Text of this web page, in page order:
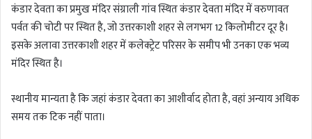
कंडार देवता का प्रमुख मंदिरसंग्राली गांव स्थित कंडार देवता मंदिरमें वरुणावत
पर्वत की चोटी पर स्थित है, जो उत्तरकाशी शहर से लगभग 12 किलोमीटर दूर है।
इसके अलावा उत्तरकाशी शहर में कलेक्ट्रेट परिसर के समीप भी उनका एक भव्य
मंदिर स्थित है।
स्थानीय मान्यता है कि जहां कंडार देवता का आशीर्वाद होता है, वहां अन्याय अधिक
समय तक टिक नहीं पाता।